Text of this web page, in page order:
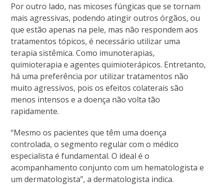
Por outro lado, nas micoses fúngicas que se tornam
mais agressivas, podendo atingir outros órgãos, ou
que estão apenas na pele, mas não respondem aos
tratamentos tópicos, é necessário utilizar uma
terapia sistêmica. Como imunoterapias,
quimioterapia e agentes quimioterápicos. Entretanto,
há uma preferência por utilizar tratamentos não
muito agressivos, pois os efeitos colaterais são
menos intensos e a doença não volta tão
rapidamente.
“Mesmo os pacientes que têm uma doença
controlada, o segmento regular com o médico
especialista é fundamental. O ideal é o
acompanhamento conjunto com um hematologista e
um dermatologista”, a dermatologista indica.